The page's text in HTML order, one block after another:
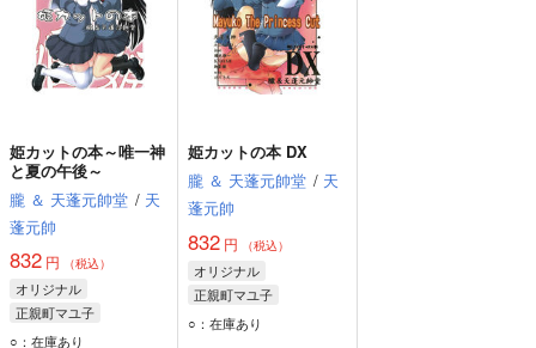
姫カットの本～唯一神
と夏の午後～
朧 ＆ 天蓬元帥堂 / 天
蓬元帥
832 円 （税込）
オリジナル
正親町マユ子
安倍小聖
○：在庫あり
姫カットの本 DX
朧 ＆ 天蓬元帥堂 / 天
蓬元帥
832 円 （税込）
オリジナル
正親町マユ子
安倍小聖
○：在庫あり